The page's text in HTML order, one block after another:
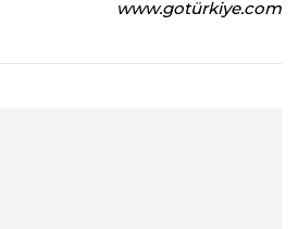
www.gotürkiye.com